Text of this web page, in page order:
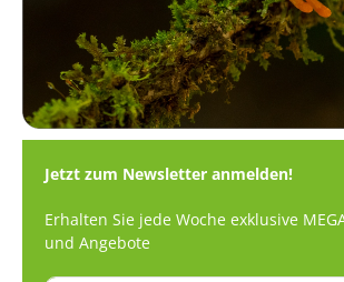
Jetzt zum Newsletter anmelden!
Erhalten Sie jede Woche exklusive
und Angebote